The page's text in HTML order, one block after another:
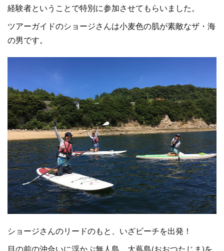
経験者ということで特別に参加させてもらいました。
ツアーガイドのショージさんは小麦色の肌が素敵なザ・海
の男です。
ショージさんのリードのもと、いざビーチを出発！